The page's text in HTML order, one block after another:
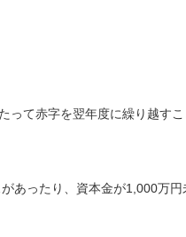
って赤字を翌年度に繰り越すこ
あったり、資本金が1,000万円